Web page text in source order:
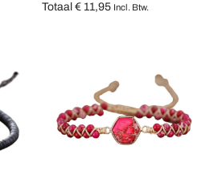
Totaal € 11,95 Incl. Btw.